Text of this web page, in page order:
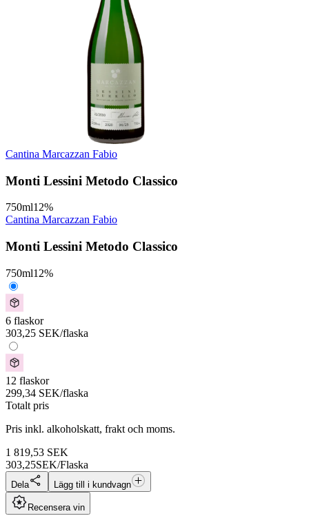
Cantina Marcazzan Fabio
Monti Lessini Metodo Classico
750ml12%
Cantina Marcazzan Fabio
Monti Lessini Metodo Classico
750ml12%
6 flaskor
303,25 SEK/flaska
12 flaskor
299,34 SEK/flaska
Totalt pris
Pris inkl. alkoholskatt, frakt och moms.
1 819,53 SEK
303,25SEK/Flaska
Dela Lägg till i kundvagn
Recensera vin